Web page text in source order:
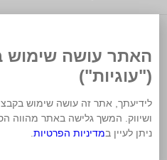
משרד פרסום
("עוגיות")
ושיווק. המשך גלישה באתר מהווה
ניתן לעיין במדיניות הפרטיות